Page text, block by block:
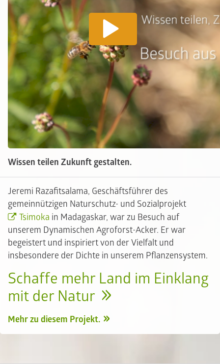
Wissen teilen Zukunft gestalten.
Jeremi Razafitsalama, Geschäftsführer des
gemeinnützigen Naturschutz- und Sozialprojekt
Tsimoka in Madagaskar, war zu Besuch auf
unserem Dynamischen Agroforst-Acker. Er war
begeistert und inspiriert von der Vielfalt und
insbesondere der Dichte in unserem Pflanzensystem.
Schaffe mehr Land im Einklang
mit der Natur
Mehr zu diesem Projekt.